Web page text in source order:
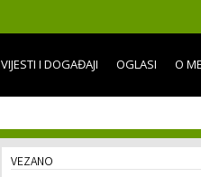
VIJESTI I DOGAĐAJI OGLASI O
VEZANO